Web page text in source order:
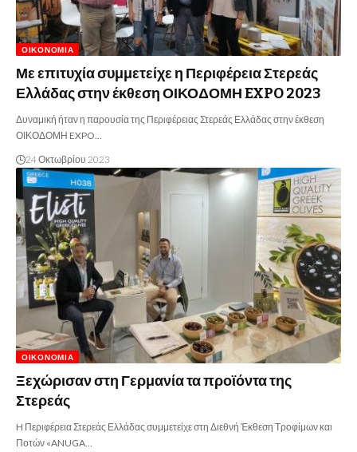
ΟΙΚΟΝΟΜΊΑ
Με επιτυχία συμμετείχε η Περιφέρεια Στερεάς
Ελλάδας στην έκθεση ΟΙΚΟΔΟΜΗ EXPO 2023
Δυναμική ήταν η παρουσία της Περιφέρειας Στερεάς Ελλάδας στην έκθεση
ΟΙΚΟΔΟΜΗ EXPO…
24 Οκτωβρίου 2023
ΟΙΚΟΝΟΜΊΑ
Ξεχώρισαν στη Γερμανία τα προϊόντα της
Στερεάς
H Περιφέρεια Στερεάς Ελλάδας συμμετείχε στη Διεθνή Έκθεση Τροφίμων και
Ποτών «ANUGA…